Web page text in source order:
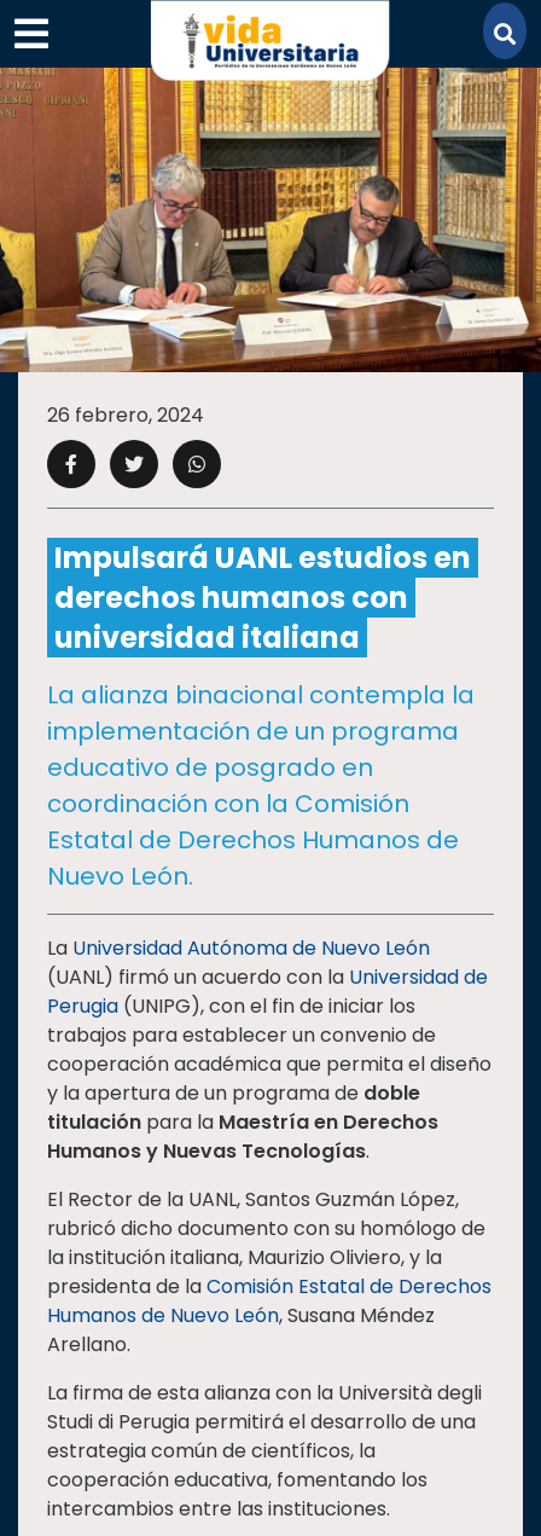
×
SECCIONES
ACADEMIA
CAMPUS UANL
CULTURA
DEPORTES
I+D+IEXPERTOS
SALUD
SUSTENTABILIDAD
TEMAS
Oferta
educativa
Estudiantes
Rectoría
Investigación
Internacionalización
Responsabilidad
social
Vinculación
Historia
Universiada
Nacional
26 febrero, 2024
Impulsará UANL estudios en
derechos humanos con
universidad italiana
La alianza binacional contempla la
implementación de un programa
educativo de posgrado en
coordinación con la Comisión
Estatal de Derechos Humanos de
Nuevo León.
La Universidad Autónoma de Nuevo León
(UANL) firmó un acuerdo con la Universidad de
Perugia (UNIPG), con el fin de iniciar los
trabajos para establecer un convenio de
cooperación académica que permita el diseño
y la apertura de un programa de doble
titulación para la Maestría en Derechos
Humanos y Nuevas Tecnologías.
El Rector de la UANL, Santos Guzmán López,
rubricó dicho documento con su homólogo de
la institución italiana, Maurizio Oliviero, y la
presidenta de laComisión Estatal de Derechos
Humanos de Nuevo León, Susana Méndez
Arellano.
La firma de esta alianza con la Università degli
Studi di Perugia permitirá el desarrollo de una
estrategia común de científicos, la
cooperación educativa, fomentando los
intercambios entre las instituciones.